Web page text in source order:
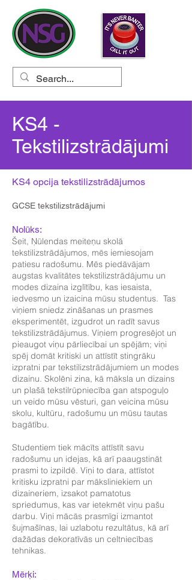
KS4 -
Tekstilizstrādājumi
KS4 opcija tekstilizstrādājumos
GCSE tekstilizstrādājumi
Nolūks:
Šeit, Ņūlendas meiteņu skolā
tekstilizstrādājumos, mēs iemiesojam
patiesu radošumu. Mēs piedāvājam
augstas kvalitātes tekstilizstrādājumu un
modes dizaina izglītību, kas iesaista,
iedvesmo un izaicina mūsu studentus. Tas
viņiem sniedz zināšanas un prasmes
eksperimentēt, izgudrot un radīt savus
tekstilizstrādājumus. Viņiem progresējot un
pieaugot viņu pārliecībai un spējām; viņi
spēj domāt kritiski un attīstīt stingrāku
izpratni par tekstilizstrādājumiem un modes
dizainu. Skolēni zina, kā māksla un dizains
un plašā tekstilrūpniecība gan atspoguļo
un veido mūsu vēsturi, gan veicina mūsu
skolu, kultūru, radošumu un mūsu tautas
bagātību.
Studentiem tiek mācīts attīstīt savu
radošumu un idejas, kā arī paaugstināt
prasmi to izpildē. Viņi to dara, attīstot
kritisku izpratni par māksliniekiem un
dizaineriem, izsakot pamatotus
spriedumus, kas var ietekmēt viņu pašu
darbu. Viņi mācās prasmīgi izmantot
šujmašīnas, lai uzlabotu rezultātus, kā arī
dažādas dekoratīvās un celtniecības
tehnikas.
Mērķi: